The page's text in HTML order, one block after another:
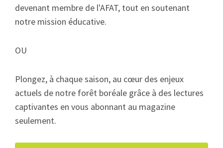
devenant membre de l'AFAT, tout en soutenant
notre mission éducative.
OU
Plongez, à chaque saison, au cœur des enjeux
actuels de notre forêt boréale grâce à des lectures
captivantes en vous abonnant au magazine
seulement.